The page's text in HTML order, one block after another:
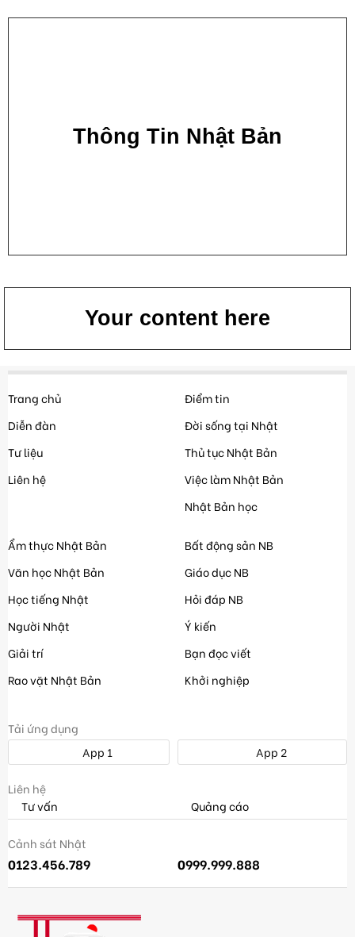
Thông Tin Nhật Bản
Your content here
Trang chủ
Diễn đàn
Tư liệu
Liên hệ
Điểm tin
Đời sống tại Nhật
Thủ tục Nhật Bản
Việc làm Nhật Bản
Nhật Bản học
Ẩm thực Nhật Bản
Văn học Nhật Bản
Học tiếng Nhật
Người Nhật
Giải trí
Rao vặt Nhật Bản
Bất động sản NB
Giáo dục NB
Hỏi đáp NB
Ý kiến
Bạn đọc viết
Khởi nghiệp
Tải ứng dụng
App 1
App 2
Liên hệ
Tư vấn
Quảng cáo
Cảnh sát Nhật
0123.456.789 0999.999.888